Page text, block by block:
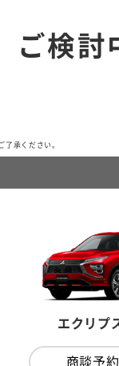
ご検討
承ください。
エクリプ
商談予